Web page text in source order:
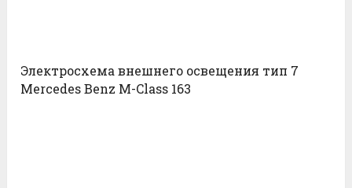
Электросхема внешнего освещения тип 7
Mercedes Benz M-Class 163